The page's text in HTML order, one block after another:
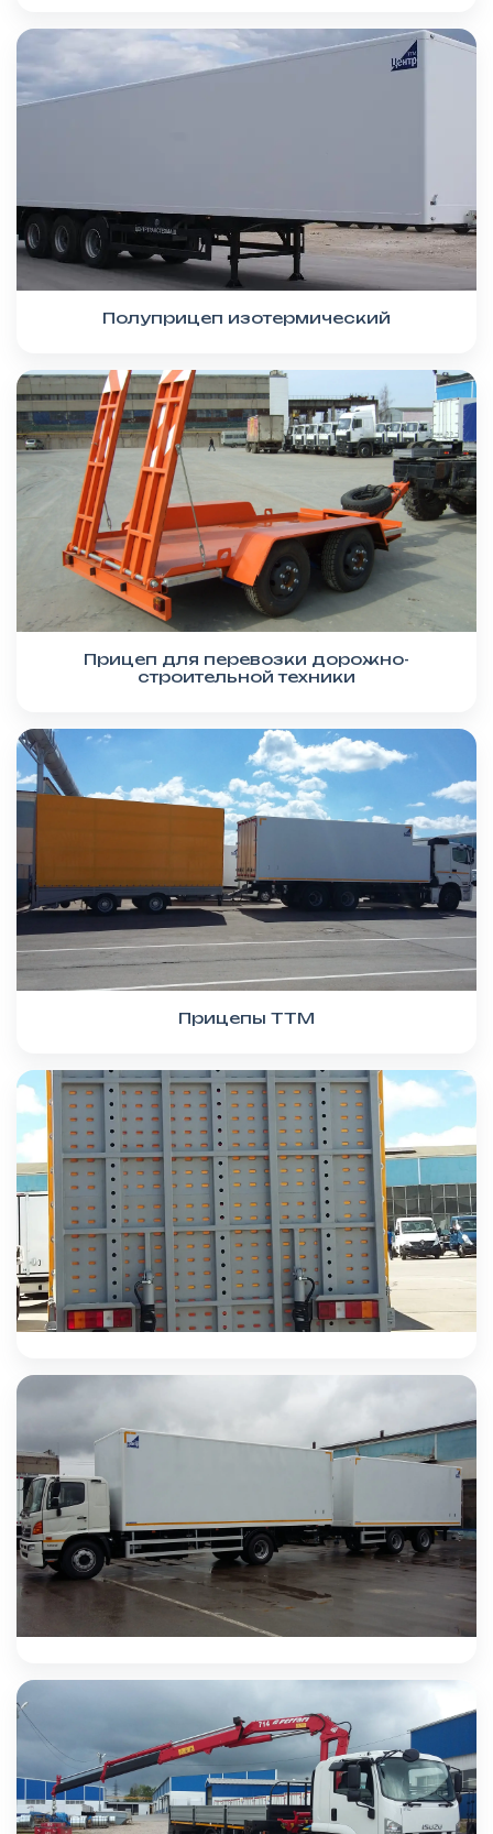
Полуприцеп изотермический
Прицеп для перевозки дорожно-
строительной техники
Прицепы ТТМ